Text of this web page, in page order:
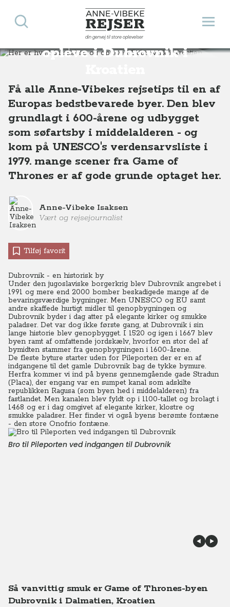
Anne-Vibeke Rejser
din genvej til store oplevelser
Åbn
Søg
Her er hvad du skal se og
opleve i Dubrovnik i
Destinationer Europa Kroatien Her er hvad du skal se og opleve i Dubrovnik i Kroatien
Få alle Anne-Vibekes rejsetips til en af
Europas bedstbevarede byer. Den blev
grundlagt i 600-årene og udbygget
som søfartsby i middelalderen - og
kom på UNESCO's verdensarvsliste i
1979. mange scener fra Game of
Thrones er af gode grunde optaget her.
Anne-Vibeke Isaksen
Vært og rejsejournalist
Tilføj favorit
Dubrovnik - en historisk by
Under den jugoslaviske borgerkrig blev Dubrovnik angrebet i
1991 og mere end 2000 bomber beskadigede mange af de
bevaringsværdige bygninger. Men UNESCO og EU samt
andre skaffede hurtigt midler til genopbygningen og
Dubrovnik byder i dag atter på elegante kirker og smukke
paladser. Det var dog ikke første gang, at Dubrovnik i sin
lange historie blev genopbygget. I 1520 og igen i 1667 blev
byen ramt af omfattende jordskælv, hvorfor en stor del af
bymidten stammer fra genopbygningen i 1600-årene.
De fleste byture starter uden for Pileporten der er en af
indgangene til det gamle Dubrovnik bag de tykke bymure.
Herfra kommer vi ind på byens gennemgående gade Stradun
(Placa), der engang var en sumpet kanal som adskilte
republikken Ragusa (som byen hed i middelalderen) fra
fastlandet. Men kanalen blev fyldt op i 1100-tallet og brolagt i
1468 og er i dag omgivet af elegante kirker, klostre og
smukke paladser. Her finder vi også byens berømte fontæne
- den store Onofrio fontæne.
Bro til Pileporten ved indgangen til Dubrovnik
Så vanvittig smuk er Game of Thrones-byen
Dubrovnik i Dalmatien, Kroatien